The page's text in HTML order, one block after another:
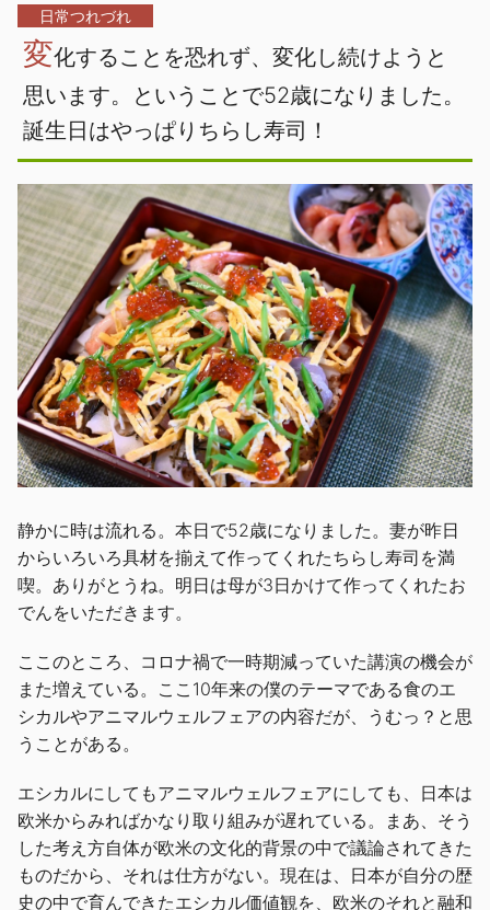
日常つれづれ
変化することを恐れず、変化し続けようと
思います。ということで52歳になりました。
誕生日はやっぱりちらし寿司！
静かに時は流れる。本日で52歳になりました。妻が昨日
からいろいろ具材を揃えて作ってくれたちらし寿司を満
喫。ありがとうね。明日は母が3日かけて作ってくれたお
でんをいただきます。
ここのところ、コロナ禍で一時期減っていた講演の機会が
また増えている。ここ10年来の僕のテーマである食のエ
シカルやアニマルウェルフェアの内容だが、うむっ？と思
うことがある。
エシカルにしてもアニマルウェルフェアにしても、日本は
欧米からみればかなり取り組みが遅れている。まあ、そう
した考え方自体が欧米の文化的背景の中で議論されてきた
ものだから、それは仕方がない。現在は、日本が自分の歴
史の中で育んできたエシカル価値観を、欧米のそれと融和